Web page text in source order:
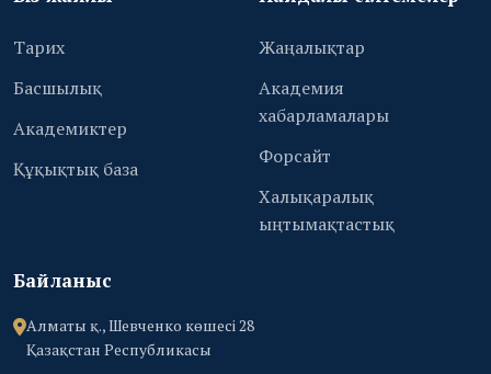
Тарих
Басшылық
Академиктер
Құқықтық база
Жаңалықтар
Академия
хабарламалары
Форсайт
Халықаралық
ыңтымақтастық
Байланыс
Алматы қ., Шевченко көшесі 28
Қазақстан Республикасы